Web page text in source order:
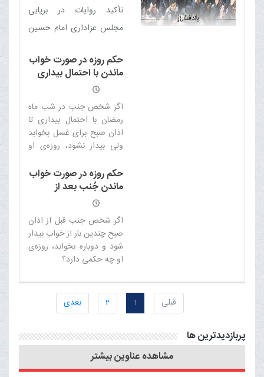
گناهم را ببخش، ای خدای
عالمیان / گناهان عالم قابل
فرد توبه کند / صدبار اگر توبه
شکستی باز آی / گسترۀ
مفهوم عفو الهی
تأکید روایات در برپایی
مجلس عزاداری امام حسین
اهل بيت عليهم السلام‏ /
وحدت امت اسلامی / احیاء
اهداف امام حسین علیه
السلام در ظلم ستیزی / پیوند
عاطفه و بصیرت؛ مقوّم مقوله
ی استکبار ستیزی
حکم روزه در صورت خواب
ماندن با احتمال بیداری
برای انجام غسل
اگر شخص جنب در شب ماه
رمضان با احتمال بیداری تا
اذان صبح برای غسل بخوابد
ولی بیدار نشود، روزه‌ی او
حکم روزه در صورت خواب
ماندن جُنب بعد از
بیداری اول
اگر شخص جنب قبل از اذان
صبح چندین بار از خواب بیدار
شود و دوباره بخوابد، روزه‌ی
او چه حکمی دارد؟
قبلی 1
2 بعدی
پربازدیدترین ها
مشاهده عناوین بیشتر